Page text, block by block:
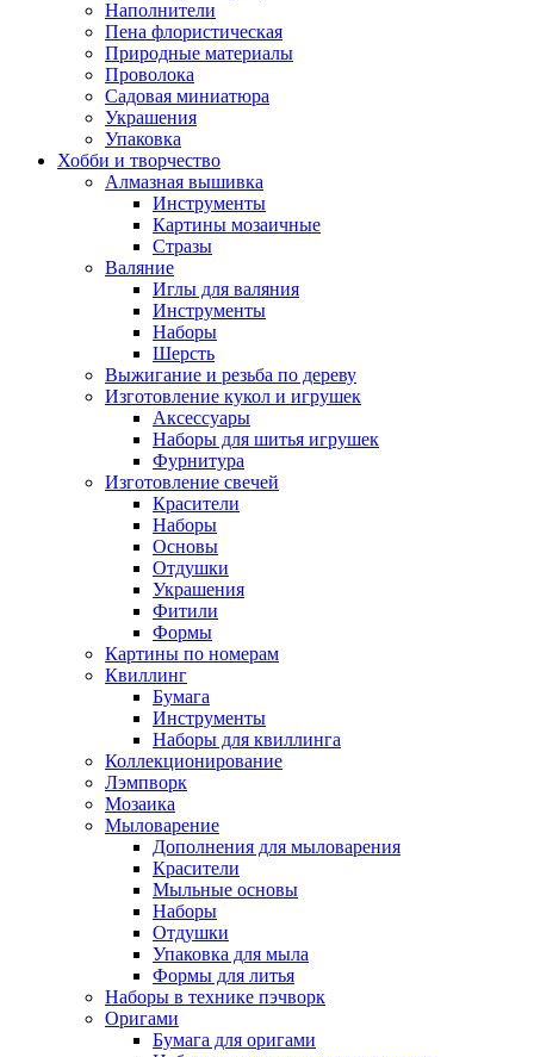
Наполнители
Пена флористическая
Природные материалы
Проволока
Садовая миниатюра
Украшения
Упаковка
Хобби и творчество
Алмазная вышивка
Инструменты
Картины мозаичные
Стразы
Валяние
Иглы для валяния
Инструменты
Наборы
Шерсть
Выжигание и резьба по дереву
Изготовление кукол и игрушек
Аксессуары
Наборы для шитья игрушек
Фурнитура
Изготовление свечей
Красители
Наборы
Основы
Отдушки
Украшения
Фитили
Формы
Картины по номерам
Квиллинг
Бумага
Инструменты
Наборы для квиллинга
Коллекционирование
Лэмпворк
Мозаика
Мыловарение
Дополнения для мыловарения
Красители
Мыльные основы
Наборы
Отдушки
Упаковка для мыла
Формы для литья
Наборы в технике пэчворк
Оригами
Бумага для оригами